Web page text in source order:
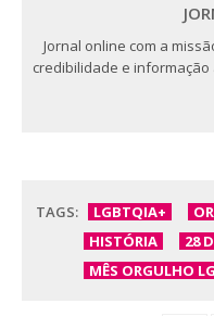
Jornal online com a
credibilidade e informação
TAGS: LGBTQIA+
HISTÓRIA
28
MÊS ORGULHO